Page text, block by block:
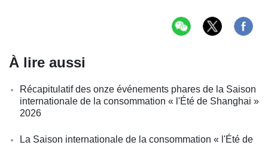
À lire aussi
Récapitulatif des onze événements phares de la Saison
internationale de la consommation « l'Été de Shanghai »
2026
La Saison internationale de la consommation « l'Été de